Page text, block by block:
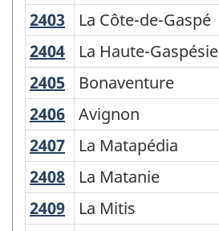
type
(CGT)
2021
-
Structure
de
la
classification
2403 La Côte-de-Gaspé
La Côte-de-Gaspé
2404 La Haute-Gaspésie
La Haute-Gaspésie
2405 Bonaventure
Bonaventure
2406 Avignon
Avignon
2407 La Matapédia
La Matapédia
2408 La Matanie
La Matanie
2409 La Mitis
La Mitis